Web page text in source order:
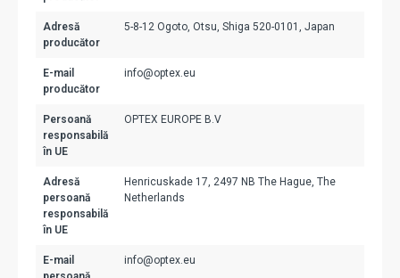
Adresă
producător
5-8-12 Ogoto, Otsu, Shiga 520-0101, Japan
E-mail
producător
info@optex.eu
Persoană
responsabilă
în UE
OPTEX EUROPE B.V
Adresă
persoană
responsabilă
în UE
Henricuskade 17, 2497 NB The Hague, The
Netherlands
E-mail
info@optex.eu